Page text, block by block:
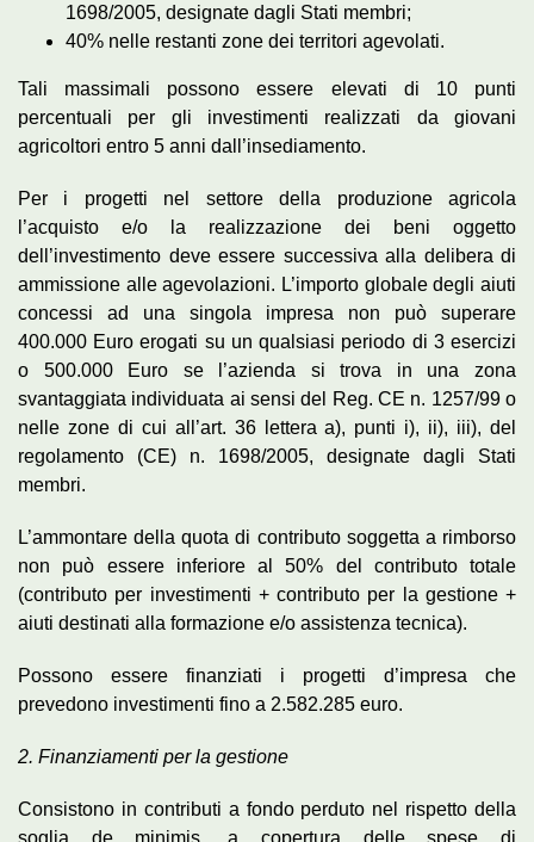
1698/2005, designate dagli Stati membri;
40% nelle restanti zone dei territori agevolati.
Tali massimali possono essere elevati di 10 punti
percentuali per gli investimenti realizzati da giovani
agricoltori entro 5 anni dall’insediamento.
Per i progetti nel settore della produzione agricola
l’acquisto e/o la realizzazione dei beni oggetto
dell’investimento deve essere successiva alla delibera di
ammissione alle agevolazioni. L’importo globale degli aiuti
concessi ad una singola impresa non può superare
400.000 Euro erogati su un qualsiasi periodo di 3 esercizi
o 500.000 Euro se l’azienda si trova in una zona
svantaggiata individuata ai sensi del Reg. CE n. 1257/99 o
nelle zone di cui all’art. 36 lettera a), punti i), ii), iii), del
regolamento (CE) n. 1698/2005, designate dagli Stati
membri.
L’ammontare della quota di contributo soggetta a rimborso
non può essere inferiore al 50% del contributo totale
(contributo per investimenti + contributo per la gestione +
aiuti destinati alla formazione e/o assistenza tecnica).
Possono essere finanziati i progetti d’impresa che
prevedono investimenti fino a 2.582.285 euro.
2. Finanziamenti per la gestione
Consistono in contributi a fondo perduto nel rispetto della
soglia de minimis, a copertura delle spese di